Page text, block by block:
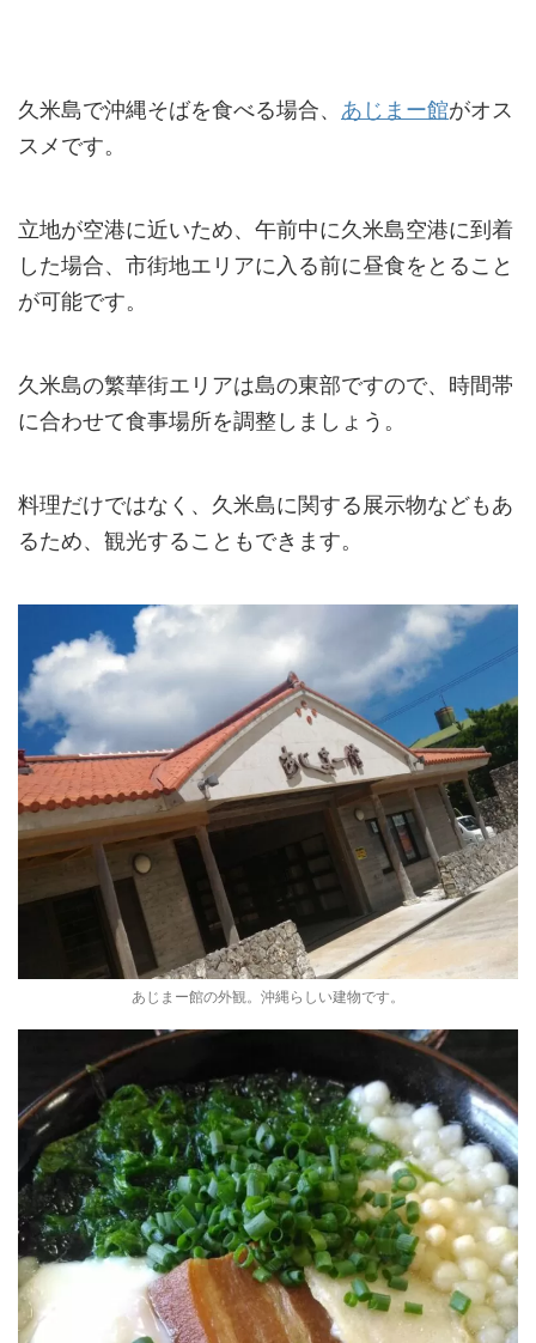
久米島で沖縄そばを食べる場合、 あじまー館がオス
スメです。
立地が空港に近いため、午前中に久米島空港に到着
した場合、市街地エリアに入る前に昼食をとること
が可能です。
久米島の繁華街エリアは島の東部ですので、時間帯
に合わせて食事場所を調整しましょう。
料理だけではなく、久米島に関する展示物などもあ
るため、観光することもできます。
あじまー館の外観。沖縄らしい建物です。